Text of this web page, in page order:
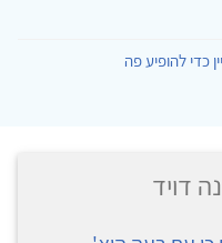
כדי להופיע פה
דויד